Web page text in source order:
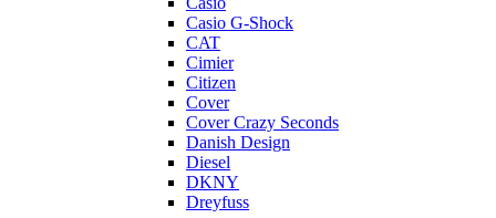
Casio G-Shock
CAT
Cimier
Citizen
Cover
Cover Crazy Seconds
Danish Design
Diesel
DKNY
Dreyfuss